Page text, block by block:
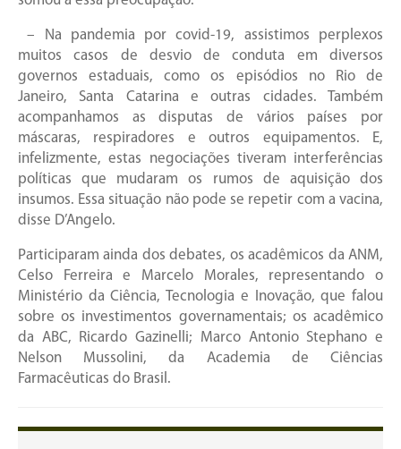
– Na pandemia por covid-19, assistimos perplexos
muitos casos de desvio de conduta em diversos
governos estaduais, como os episódios no Rio de
Janeiro, Santa Catarina e outras cidades. Também
acompanhamos as disputas de vários países por
máscaras, respiradores e outros equipamentos. E,
infelizmente, estas negociações tiveram interferências
políticas que mudaram os rumos de aquisição dos
insumos. Essa situação não pode se repetir com a vacina,
disse D’Angelo.
Participaram ainda dos debates, os acadêmicos da ANM,
Celso Ferreira e Marcelo Morales, representando o
Ministério da Ciência, Tecnologia e Inovação, que falou
sobre os investimentos governamentais; os acadêmico
da ABC, Ricardo Gazinelli; Marco Antonio Stephano e
Nelson Mussolini, da Academia de Ciências
Farmacêuticas do Brasil.